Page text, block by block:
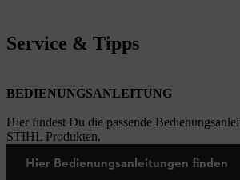
Service & Tipps
BEDIENUNGSANLEITUNG
Hier findest Du die passende
STIHL Produkten.
Hier Bedienungsanleitungen finden